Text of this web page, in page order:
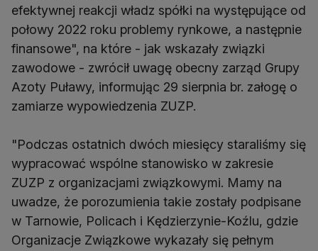
efektywnej reakcji władz spółki na występujące od
połowy 2022 roku problemy rynkowe, a następnie
finansowe", na które - jak wskazały związki
zawodowe - zwrócił uwagę obecny zarząd Grupy
Azoty Puławy, informując 29 sierpnia br. załogę o
zamiarze wypowiedzenia ZUZP.
"Podczas ostatnich dwóch miesięcy staraliśmy się
wypracować wspólne stanowisko w zakresie
ZUZP z organizacjami związkowymi. Mamy na
uwadze, że porozumienia takie zostały podpisane
w Tarnowie, Policach i Kędzierzynie-Koźlu, gdzie
Organizacje Związkowe wykazały się pełnym